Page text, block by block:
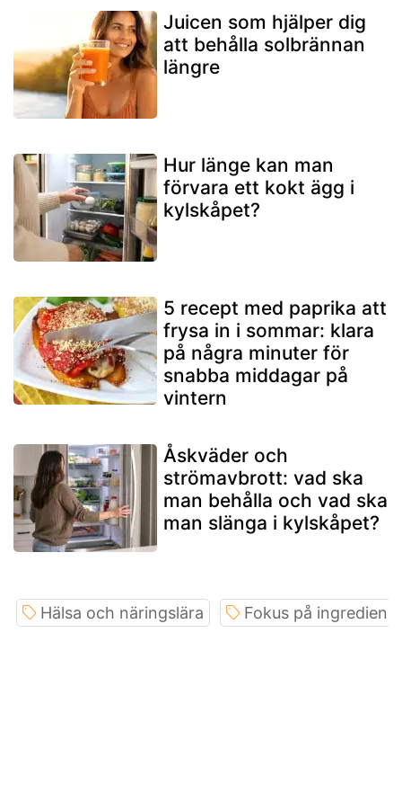
Juicen som hjälper dig
att behålla solbrännan
längre
Hur länge kan man
förvara ett kokt ägg i
kylskåpet?
5 recept med paprika att
frysa in i sommar: klara
på några minuter för
snabba middagar på
vintern
Åskväder och
strömavbrott: vad ska
man behålla och vad ska
man slänga i kylskåpet?
Hälsa och näringslära Fokus på